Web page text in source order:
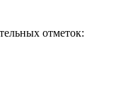
отметок: